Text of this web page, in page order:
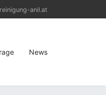
anil.at
News